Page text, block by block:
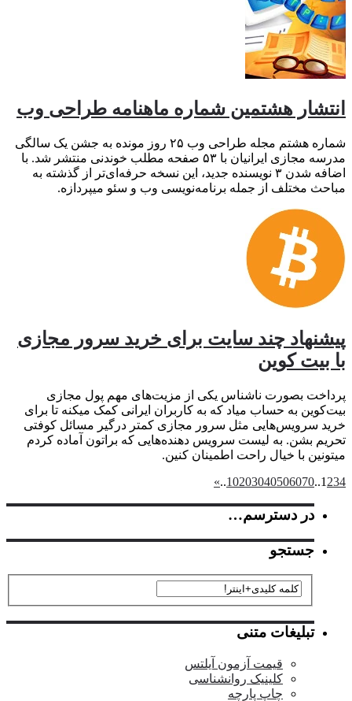
انتشار هشتمین شماره ماهنامه طراحی وب
شماره هشتم مجله طراحی وب ۲۵ روز مونده به جشن یک سالگی
مدرسه مجازی ایرانیان با ۵۳ صفحه مطلب خوندنی منتشر شد. با
اضافه شدن ۳ نویسنده جدید، این نسخه حرفه‌ای‌تر از گذشته به
مباحث مختلف از جمله برنامه‌نویسی وب و سئو میپردازه.
پیشنهاد چند سایت برای خرید سرور مجازی
با بیت کوین
پرداخت بصورت ناشناس یکی از مزیت‌های مهم پول مجازی
بیت‌کوین به حساب میاد که به کاربران ایرانی کمک میکنه تا برای
خرید سرویس‌هایی مثل سرور مجازی کمتر درگیر مسائل کوفتی
تحریم بشن. به لیست سرویس‌ دهنده‌هایی که براتون آماده کردم
میتونین با خیال راحت اطمینان کنین.
1 234
..
10203040506070
..
»
در دسترسم…
جستجو
تبلیغات متنی
قیمت آزمون آیلتس
کلینیک روانشناسی
چاپ پارچه